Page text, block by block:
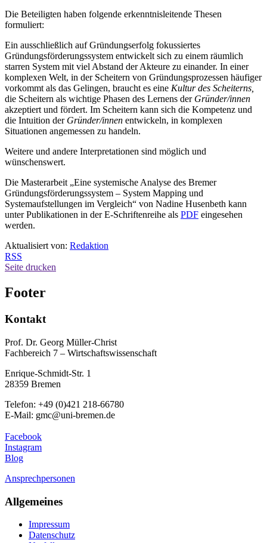
Die Beteiligten haben folgende erkenntnisleitende Thesen
formuliert:
Ein ausschließlich auf Gründungserfolg fokussiertes
Gründungsförderungssystem entwickelt sich zu einem räumlich
starren System mit viel Abstand der Akteure zu einander. In einer
komplexen Welt, in der Scheitern von Gründungsprozessen häufiger
vorkommt als das Gelingen, braucht es eine Kultur des Scheiterns,
die Scheitern als wichtige Phasen des Lernens der Gründer/innen
akzeptiert und fördert. Im Scheitern kann sich die Kompetenz und
die Intuition der Gründer/innen entwickeln, in komplexen
Situationen angemessen zu handeln.
Weitere und andere Interpretationen sind möglich und
wünschenswert.
Die Masterarbeit „Eine systemische Analyse des Bremer
Gründungsförderungssystem – System Mapping und
Systemaufstellungen im Vergleich“ von Nadine Husenbeth kann
unter Publikationen in der E-Schriftenreihe als PDF eingesehen
werden.
Aktualisiert von: Redaktion
RSS
Seite drucken
Footer
Kontakt
Prof. Dr. Georg Müller-Christ
Fachbereich 7 – Wirtschaftswissenschaft
Enrique-Schmidt-Str. 1
28359 Bremen
Telefon: +49 (0)421 218-66780
E-Mail: gmc@uni-bremen.de
Facebook
Instagram
Blog
Ansprechpersonen
Allgemeines
Impressum
Datenschutz